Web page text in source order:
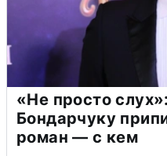
«Не просто
Бондарчуку
роман — с кем